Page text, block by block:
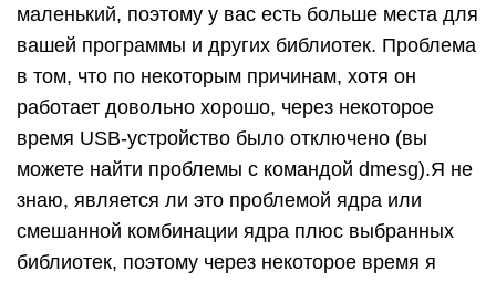
маленький, поэтому у вас есть больше места для
вашей программы и других библиотек. Проблема
в том, что по некоторым причинам, хотя он
работает довольно хорошо, через некоторое
время USB-устройство было отключено (вы
можете найти проблемы с командой dmesg).Я не
знаю, является ли это проблемой ядра или
смешанной комбинации ядра плюс выбранных
библиотек, поэтому через некоторое время я